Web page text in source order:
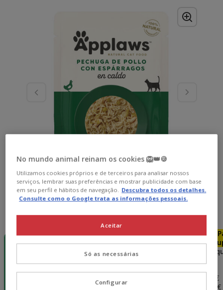
Peso:70 g
-15€ c/
cupão 💰
12 saquetas x
70 g
25% desc.
(18.11€ / kg)
24 saquetas x
Pack
Poupança
48
76.25€
No mundo animal reinam os cookies 🦁👑🍪
Utilizamos cookies próprios e de terceiros para analisar nossos
serviços, lembrar suas preferências e mostrar publicidade com base
em seu perfil e hábitos de navegação. Descubra todos os detalhes.
Consulte como o Google trata as informações pessoais.
Só as necessárias
Aceitar
Configurar